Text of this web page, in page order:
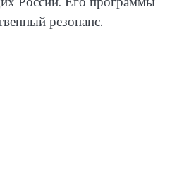
резонанс.